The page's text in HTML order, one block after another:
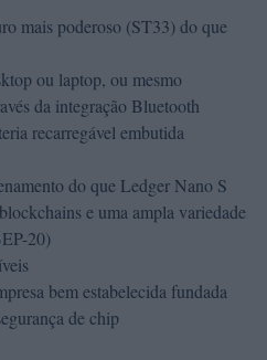
mais poderoso (ST33) do que
ou laptop, ou mesmo
da integração Bluetooth
recarregável embutida
do que Ledger Nano S
e uma ampla variedade
20)
bem estabelecida fundada
de chip